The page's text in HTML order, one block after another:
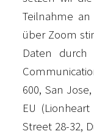
Teilnahme
über Zoom
Daten durch
600, San
EU
Street 28-32,